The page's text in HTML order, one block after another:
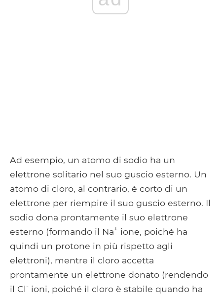
Ad esempio, un atomo di sodio ha un
elettrone solitario nel suo guscio esterno. Un
atomo di cloro, al contrario, è corto di un
elettrone per riempire il suo guscio esterno. Il
sodio dona prontamente il suo elettrone
esterno (formando il Na+ ione, poiché ha
quindi un protone in più rispetto agli
elettroni), mentre il cloro accetta
prontamente un elettrone donato (rendendo
il Cl- ioni, poiché il cloro è stabile quando ha